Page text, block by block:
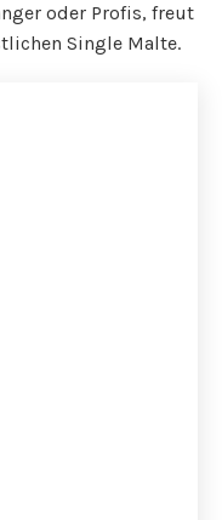
oder Profis, freut
Single Malte.